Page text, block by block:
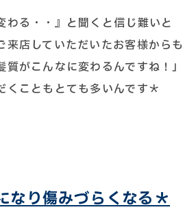
わる・・』と聞くと信じ難いと
来店していただいたお客様からも
質がこんなに変わるんですね！」
くこともとても多いんです＊
なり傷みづらくなる＊